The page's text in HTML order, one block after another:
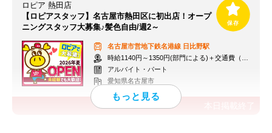
ロピア 熱田店
【ロピアスタッフ】名古屋市熱田区に初出店！オープ
ニングスタッフ大募集♪髪色自由/週2～
名古屋市営地下鉄名港線 日比野駅
時給1140円～1350円(部門による)＋交通費（社内規定）
アルバイト・パート
愛知県名古屋市